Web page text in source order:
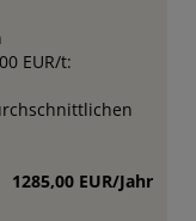
EUR/t:
1285,00 EUR/Jahr